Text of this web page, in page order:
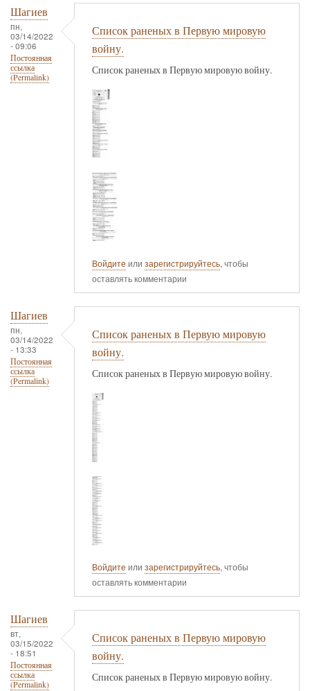
Шагиев
пн,
03/14/2022
- 09:06
Постоянная
ссылка
(Permalink)
Список раненых в Первую мировую
войну.
Список раненых в Первую мировую войну.
Войдите или зарегистрируйтесь, чтобы
оставлять комментарии
Шагиев
пн,
03/14/2022
- 13:33
Постоянная
ссылка
(Permalink)
Список раненых в Первую мировую
войну.
Список раненых в Первую мировую войну.
Войдите или зарегистрируйтесь, чтобы
оставлять комментарии
Шагиев
вт,
03/15/2022
- 18:51
Постоянная
ссылка
(Permalink)
Список раненых в Первую мировую
войну.
Список раненых в Первую мировую войну.